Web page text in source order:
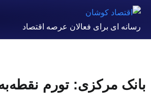
رسانه ای برای فعالان عرصه اقتصاد
بانک مرکزی: تورم